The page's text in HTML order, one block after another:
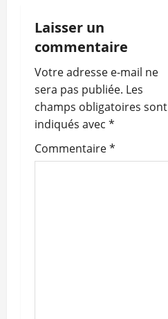
t
i
o
n
d
’
Laisser un
commentaire
Votre adresse e-mail ne
sera pas publiée. Les
champs obligatoires sont
indiqués avec *
Commentaire*